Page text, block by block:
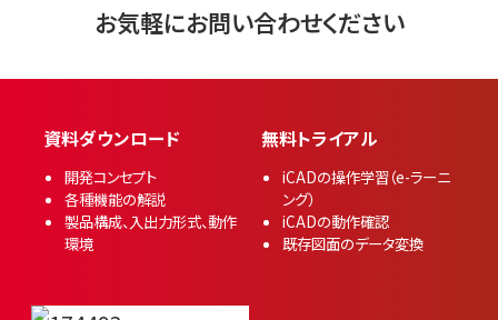
お気軽にお問い合わせください
開発コンセプト
各種機能の解説
製品構成、入出力形式、動作
環境
無料トライアル
iCADの操作学習（e-ラーニ
ング）
iCADの動作確認
既存図面のデータ変換